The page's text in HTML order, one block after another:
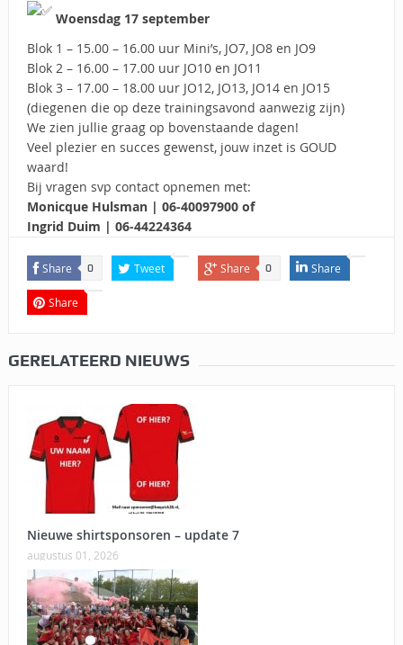
Woensdag 17 september
Blok 1 – 15.00 – 16.00 uur Mini’s, JO7, JO8 en JO9
Blok 2 – 16.00 – 17.00 uur JO10 en JO11
Blok 3 – 17.00 – 18.00 uur JO12, JO13, JO14 en JO15
(diegenen die op deze trainingsavond aanwezig zijn)
We zien jullie graag op bovenstaande dagen!
Veel plezier en succes gewenst, jouw inzet is GOUD
waard!
Bij vragen svp contact opnemen met:
Monicque Hulsman | 06-40097900 of
Ingrid Duim | 06-44224364
Share 0 Tweet Share 0 Share
Share
GERELATEERD NIEUWS
Nieuwe shirtsponsoren – update 7
augustus 01, 2026